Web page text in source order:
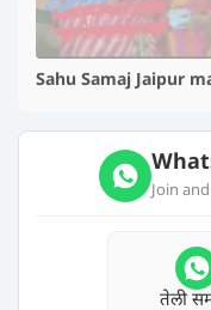
Sahu Samaj Jaipur
Join
तेली